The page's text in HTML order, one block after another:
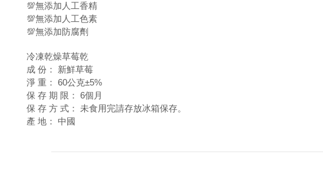
💯無添加人工香精
💯無添加人工色素
💯無添加防腐劑
冷凍乾燥草莓乾
成 份： 新鮮草莓
淨 重： 60公克±5%
保 存 期 限： 6個月
保 存 方 式： 未食用完請存放冰箱保存。
產 地： 中國